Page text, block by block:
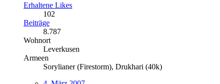
Erhaltene Likes
102
Beiträge
8.787
Wohnort
Leverkusen
Armeen
Sorylianer (Firestorm), Drukhari (40k)